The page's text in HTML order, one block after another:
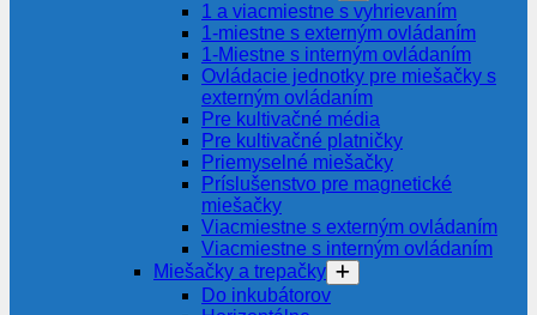
1 a viacmiestne s vyhrievaním
1-miestne s externým ovládaním
1-Miestne s interným ovládaním
Ovládacie jednotky pre miešačky s
externým ovládaním
Pre kultivačné média
Pre kultivačné platničky
Priemyselné miešačky
Príslušenstvo pre magnetické
miešačky
Viacmiestne s externým ovládaním
Viacmiestne s interným ovládaním
Miešačky a trepačky
Do inkubátorov